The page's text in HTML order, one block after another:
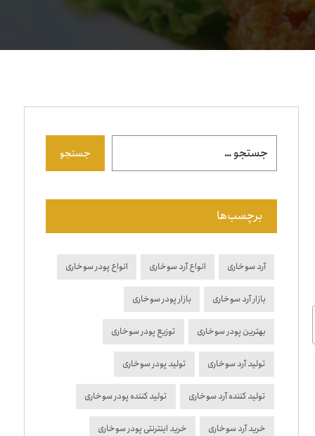
جستجو
برچسب‌ها
آرد سوخاری انواع آرد سوخاری انواع پودر سوخاری
بازار آرد سوخاری بازار پودر سوخاری
بهترین پودر سوخاری توزیع پودر سوخاری
تولید آرد سوخاری تولید پودر سوخاری
تولید کننده آرد سوخاری تولید کننده پودر سوخاری
خرید آرد سوخاری خرید اینترنتی پودر سوخاری